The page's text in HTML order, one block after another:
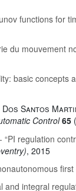
functions for
du mouvement
basic concepts
Santos
Control65
- “PI regulation
, 2015
and integral